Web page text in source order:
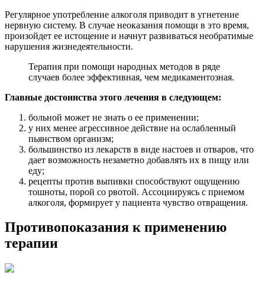
Регулярное употребление алкоголя приводит в угнетение
нервную систему. В случае неоказания помощи в это время,
произойдет ее истощение и начнут развиваться необратимые
нарушения жизнедеятельности.
Терапия при помощи народных методов в ряде
случаев более эффективная, чем медикаментозная.
Главные достоинства этого лечения в следующем:
больной может не знать о ее применении;
у них менее агрессивное действие на ослабленный
пьянством организм;
большинство из лекарств в виде настоев и отваров, что
дает возможность незаметно добавлять их в пищу или
еду;
рецепты против выпивки способствуют ощущению
тошноты, порой со рвотой. Ассоциируясь с приемом
алкоголя, формирует у пациента чувство отвращения.
Противопоказания к применению
терапии